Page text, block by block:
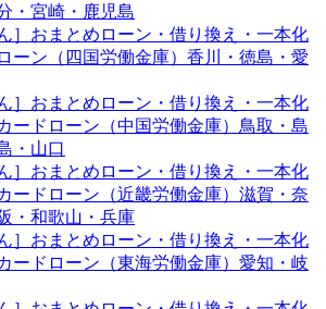
・宮崎・鹿児島
］おまとめローン・借り換え・一本化
ーン（四国労働金庫）香川・徳島・愛
］おまとめローン・借り換え・一本化
ードローン（中国労働金庫）鳥取・島
・山口
］おまとめローン・借り換え・一本化
ードローン（近畿労働金庫）滋賀・奈
・和歌山・兵庫
］おまとめローン・借り換え・一本化
ードローン（東海労働金庫）愛知・岐